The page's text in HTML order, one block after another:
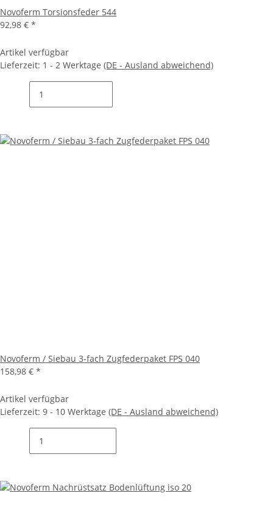
Novoferm Torsionsfeder 544
92,98 € *
Artikel verfügbar
Lieferzeit: 1 - 2 Werktage (DE - Ausland abweichend)
Novoferm / Siebau 3-fach Zugfederpaket FPS 040
158,98 € *
Artikel verfügbar
Lieferzeit: 9 - 10 Werktage (DE - Ausland abweichend)